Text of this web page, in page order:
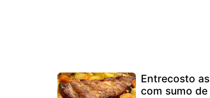
Entrecosto
com sumo de